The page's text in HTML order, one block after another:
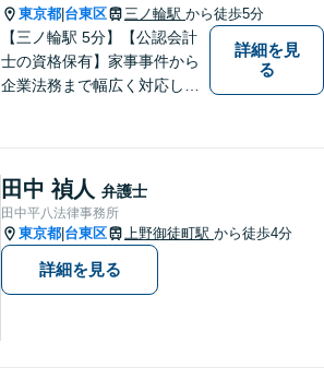
で納得できる解決を目指しま
す【夜間対応可】
東京都 台東区 三ノ輪駅 から徒歩5分
【三ノ輪駅 5分】【公認会計
士の資格保有】家事事件から
企業法務まで幅広く対応して
からサポート可能です。まず
は話を聞いてみたいという方
も、お気軽にご相談くださ
い。
詳細を見
る
田中 禎人 弁護士
田中平八法律事務所
東京都 台東区 上野御徒町駅 から徒歩4分
詳細を見る